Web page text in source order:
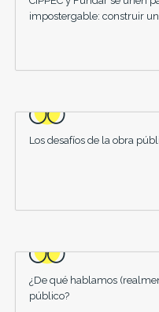
impostergable: construir
Los desafíos de la obra
¿De qué hablamos
público?